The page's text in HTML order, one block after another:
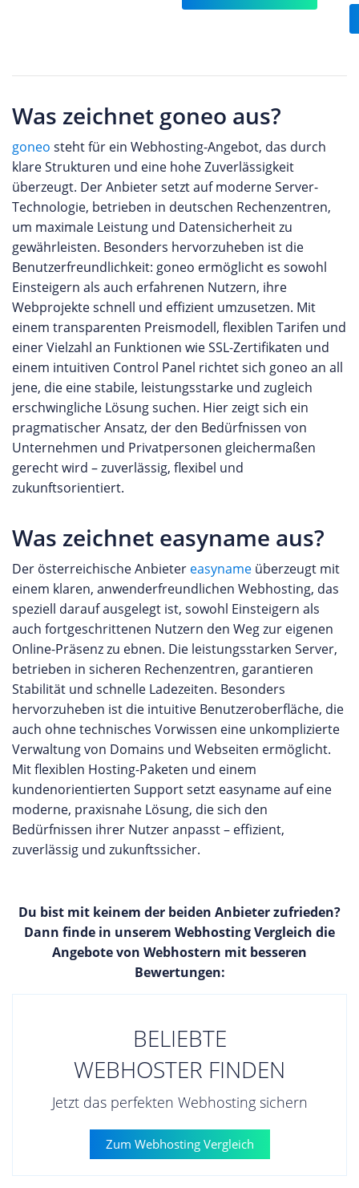
Was zeichnet goneo aus?
goneo steht für ein Webhosting-Angebot, das durch
klare Strukturen und eine hohe Zuverlässigkeit
überzeugt. Der Anbieter setzt auf moderne Server-
Technologie, betrieben in deutschen Rechenzentren,
um maximale Leistung und Datensicherheit zu
gewährleisten. Besonders hervorzuheben ist die
Benutzerfreundlichkeit: goneo ermöglicht es sowohl
Einsteigern als auch erfahrenen Nutzern, ihre
Webprojekte schnell und effizient umzusetzen. Mit
einem transparenten Preismodell, flexiblen Tarifen und
einer Vielzahl an Funktionen wie SSL-Zertifikaten und
einem intuitiven Control Panel richtet sich goneo an all
jene, die eine stabile, leistungsstarke und zugleich
erschwingliche Lösung suchen. Hier zeigt sich ein
pragmatischer Ansatz, der den Bedürfnissen von
Unternehmen und Privatpersonen gleichermaßen
gerecht wird – zuverlässig, flexibel und
zukunftsorientiert.
Was zeichnet easyname aus?
Der österreichische Anbieter easyname überzeugt mit
einem klaren, anwenderfreundlichen Webhosting, das
speziell darauf ausgelegt ist, sowohl Einsteigern als
auch fortgeschrittenen Nutzern den Weg zur eigenen
Online-Präsenz zu ebnen. Die leistungsstarken Server,
betrieben in sicheren Rechenzentren, garantieren
Stabilität und schnelle Ladezeiten. Besonders
hervorzuheben ist die intuitive Benutzeroberfläche, die
auch ohne technisches Vorwissen eine unkomplizierte
Verwaltung von Domains und Webseiten ermöglicht.
Mit flexiblen Hosting-Paketen und einem
kundenorientierten Support setzt easyname auf eine
moderne, praxisnahe Lösung, die sich den
Bedürfnissen ihrer Nutzer anpasst – effizient,
zuverlässig und zukunftssicher.
Du bist mit keinem der beiden Anbieter zufrieden?
Dann finde in unserem Webhosting Vergleich die
Angebote von Webhostern mit besseren
Bewertungen:
BELIEBTE
WEBHOSTER FINDEN
Jetzt das perfekten Webhosting sichern
Zum Webhosting Vergleich